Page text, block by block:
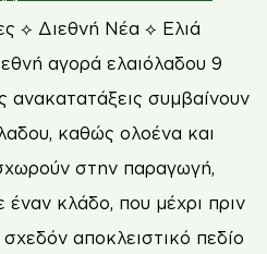
⟡ Διεθνή Νέα ⟡ Ελιά
αγορά ελαιόλαδου 9
ανακατατάξεις συμβαίνουν
καθώς ολοένα και
στην παραγωγή,
έναν κλάδο, που μέχρι πριν
αποκλειστικό πεδίο